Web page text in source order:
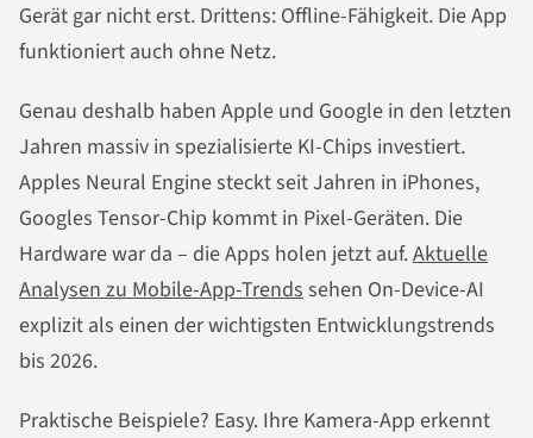
Gerät gar nicht erst. Drittens: Offline-Fähigkeit. Die App
funktioniert auch ohne Netz.
Genau deshalb haben Apple und Google in den letzten
Jahren massiv in spezialisierte KI-Chips investiert.
Apples Neural Engine steckt seit Jahren in iPhones,
Googles Tensor-Chip kommt in Pixel-Geräten. Die
Hardware war da – die Apps holen jetzt auf.Aktuelle
Analysen zu Mobile-App-Trendssehen On-Device-AI
explizit als einen der wichtigsten Entwicklungstrends
bis 2026.
Praktische Beispiele? Easy. Ihre Kamera-App erkennt